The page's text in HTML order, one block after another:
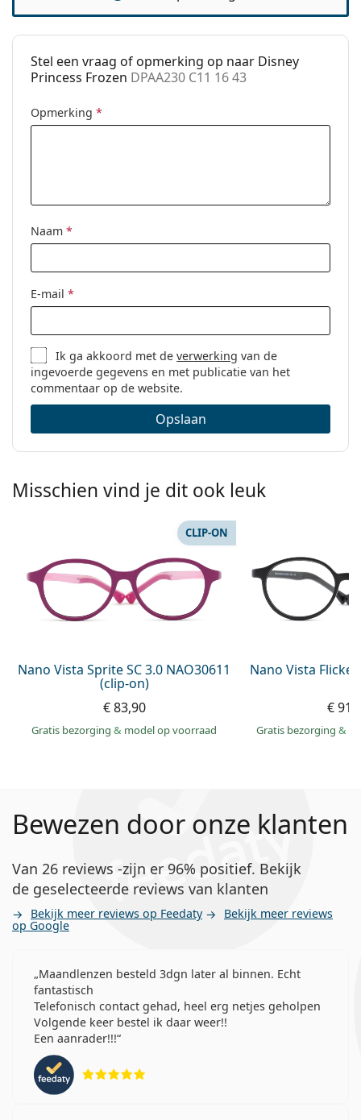
Clip-on:
No
Koker:
Ja
Overig
Merk:
Disney
Code:
Stel een vraag of opmerking op naar Disney
Princess Frozen DPAA230 C11 16 43
Opmerking *
Naam *
E-mail *
Ik ga akkoord met deverwerking van de
ingevoerde gegevens en met publicatie van het
commentaar op de website.
Opslaan
Misschien vind je dit ook leuk
Nano Vista Sprite SC 3.0 NAO30611
(clip-on)
CLIP-ON
€ 83,90
Gratis bezorging& model op voorraad
Nano Vista
€
Gratis bezorging &
Bewezen door onze klanten
Van 26 reviews -zijn er 96% positief. Bekijk
de geselecteerde reviews van klanten
Bekijk meer reviews op Feedaty Bekijk meer reviews
op Google
Maandlenzen besteld 3dgn later al binnen. Echt
fantastisch
Telefonisch contact gehad, heel erg netjes geholpen
Volgende keer bestel ik daar weer!!
Een aanrader!!!